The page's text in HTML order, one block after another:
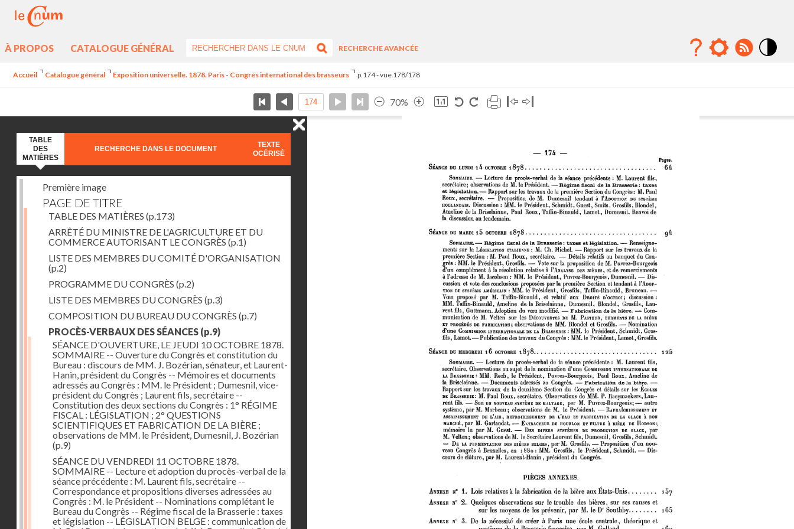
À PROPOS CATALOGUE GÉNÉRAL
RECHERCHE AVANCÉE
Accueil Catalogue général Exposition universelle. 1878. Paris - Congrès international des brasseurs p.174 - vue 178/178
70%
TABLE
DES
MATIÈRES
RECHERCHE DANS LE DOCUMENT
TEXTE
OCÉRISÉ
Première image
PAGE DE TITRE
TABLE DES MATIÈRES (p.173)
ARRÊTÉ DU MINISTRE DE L'AGRICULTURE ET DU
COMMERCE AUTORISANT LE CONGRÈS (p.1)
LISTE DES MEMBRES DU COMITÉ D'ORGANISATION
(p.2)
PROGRAMME DU CONGRÈS (p.2)
LISTE DES MEMBRES DU CONGRÈS (p.3)
COMPOSITION DU BUREAU DU CONGRÈS (p.7)
PROCÈS-VERBAUX DES SÉANCES (p.9)
SÉANCE D'OUVERTURE, LE JEUDI 10 OCTOBRE 1878.
SOMMAIRE -- Ouverture du Congrès et constitution du
Bureau : discours de MM. J. Bozérian, sénateur, et Laurent-
Hanin, président du Congrès -- Mémoires et documents
adressés au Congrès : MM. le Président ; Dumesnil, vice-
président du Congrès ; Laurent fils, secrétaire --
Constitution des deux sections du Congrès : 1° RÉGIME
FISCAL : LÉGISLATION ; 2° QUESTIONS
SCIENTIFIQUES ET FABRICATION DE LA BIÈRE ;
observations de MM. le Président, Dumesnil, J. Bozérian
(p.9)
SÉANCE DU VENDREDI 11 OCTOBRE 1878.
SOMMAIRE -- Lecture et adoption du procès-verbal de la
séance précédente : M. Laurent fils, secrétaire --
Correspondance et propositions diverses adressées au
Congrès : M. le Président -- Nominations complétant le
Bureau du Congrès -- Régime fiscal de la Brasserie : taxes
et législation -- LÉGISLATION BELGE : communication de